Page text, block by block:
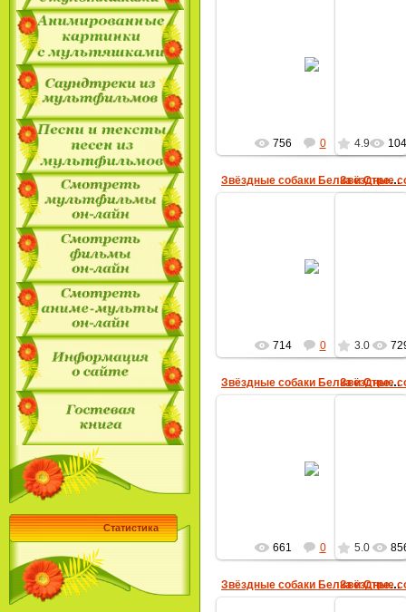
Статистика
756 0 4.9
Звёздные собаки Белка и Стрелка
714 0 3.0
Звёздные собаки Белка и Стрелка
661 0 5.0
Звёздные собаки Белка и Стрелка